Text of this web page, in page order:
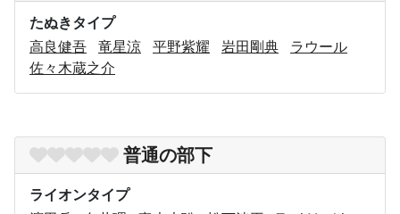
たぬきタイプ
高良健吾
竜星涼 平野紫耀 岩田剛典
ラウール
佐々木蔵之介
普通の部下
ライオンタイプ